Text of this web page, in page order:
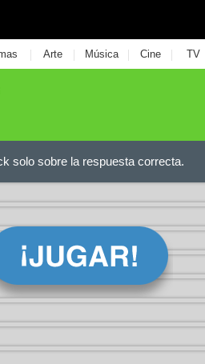
| Arte | Música | Cine | TV
solo sobre la respuesta correcta.